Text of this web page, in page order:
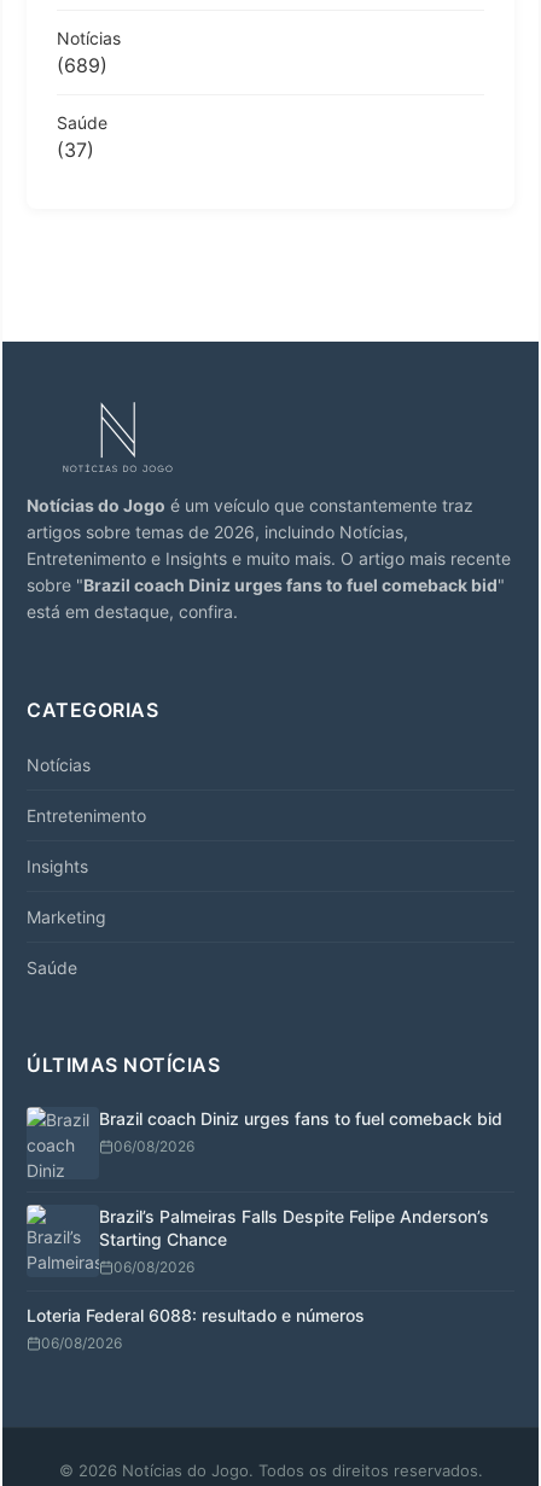
Notícias
(689)
Saúde
(37)
Notícias do Jogo é um veículo que constantemente traz
artigos sobre temas de 2026, incluindo Notícias,
Entretenimento e Insights e muito mais. O artigo mais recente
sobre "Brazil coach Diniz urges fans to fuel comeback bid"
está em destaque, confira.
CATEGORIAS
Notícias
Entretenimento
Insights
Marketing
Saúde
ÚLTIMAS NOTÍCIAS
Brazil coach Diniz urges fans to fuel comeback bid
06/08/2026
Brazil’s Palmeiras Falls Despite Felipe Anderson’s
Starting Chance
06/08/2026
Loteria Federal 6088: resultado e números
06/08/2026
© 2026 Notícias do Jogo. Todos os direitos reservados.